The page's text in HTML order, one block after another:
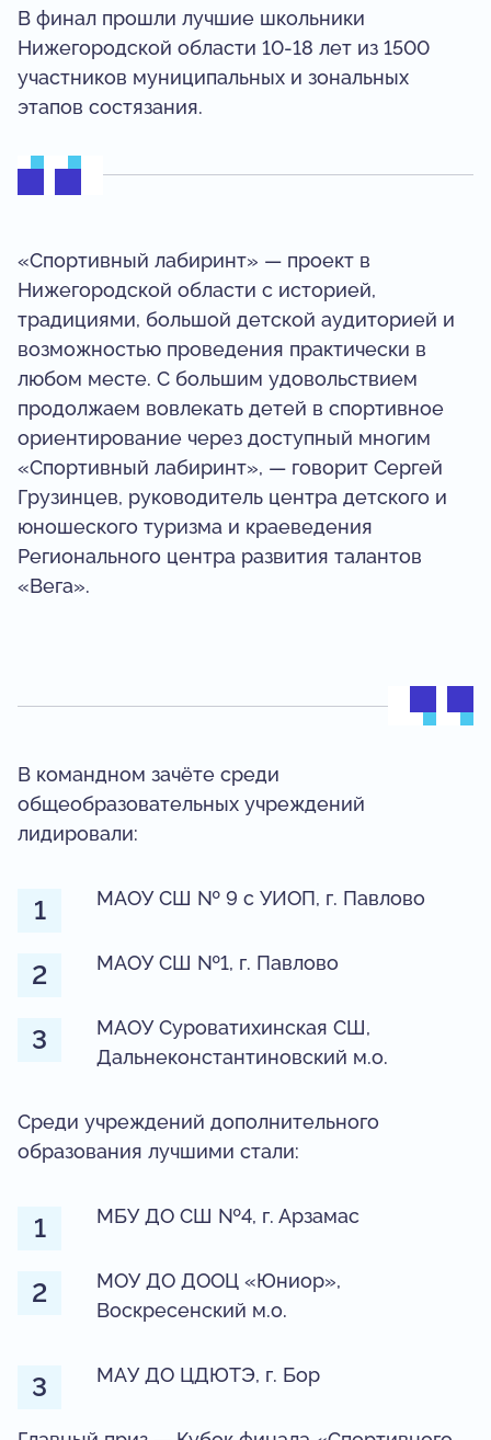
В финал прошли лучшие школьники
Нижегородской области 10-18 лет из 1500
участников муниципальных и зональных
этапов состязания.
«Спортивный лабиринт» — проект в
Нижегородской области с историей,
традициями, большой детской аудиторией и
возможностью проведения практически в
любом месте. С большим удовольствием
продолжаем вовлекать детей в спортивное
ориентирование через доступный многим
«Спортивный лабиринт», — говорит Сергей
Грузинцев, руководитель центра детского и
юношеского туризма и краеведения
Регионального центра развития талантов
«Вега».
В командном зачёте среди
общеобразовательных учреждений
лидировали:
МАОУ СШ № 9 с УИОП, г. Павлово
МАОУ СШ №1, г. Павлово
МАОУ Суроватихинская СШ,
Дальнеконстантиновский м.о.
Среди учреждений дополнительного
образования лучшими стали:
МБУ ДО СШ №4, г. Арзамас
МОУ ДО ДООЦ «Юниор»,
Воскресенский м.о.
МАУ ДО ЦДЮТЭ, г. Бор